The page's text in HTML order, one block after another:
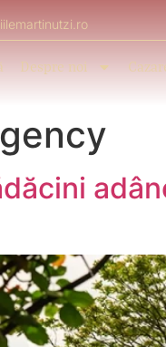
Despre noi